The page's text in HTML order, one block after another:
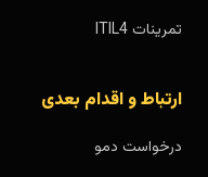
تمرینات ITIL4
ارتباط و اقدام بعدی
درخواست دمو